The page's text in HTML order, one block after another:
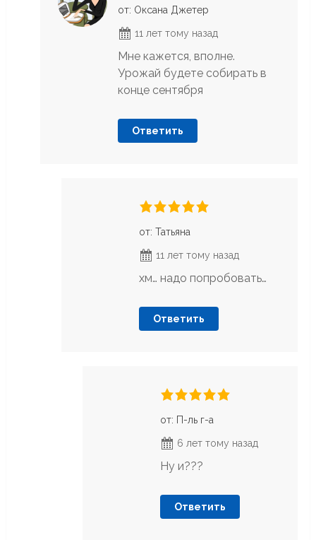
от: Оксана Джетер
11 лет тому назад
Мне кажется, вполне.
Урожай будете собирать в
конце сентября
Ответить
от: Татьяна
11 лет тому назад
хм… надо попробовать…
Ответить
от: П-ль г-а
6 лет тому назад
Ну и???
Ответить